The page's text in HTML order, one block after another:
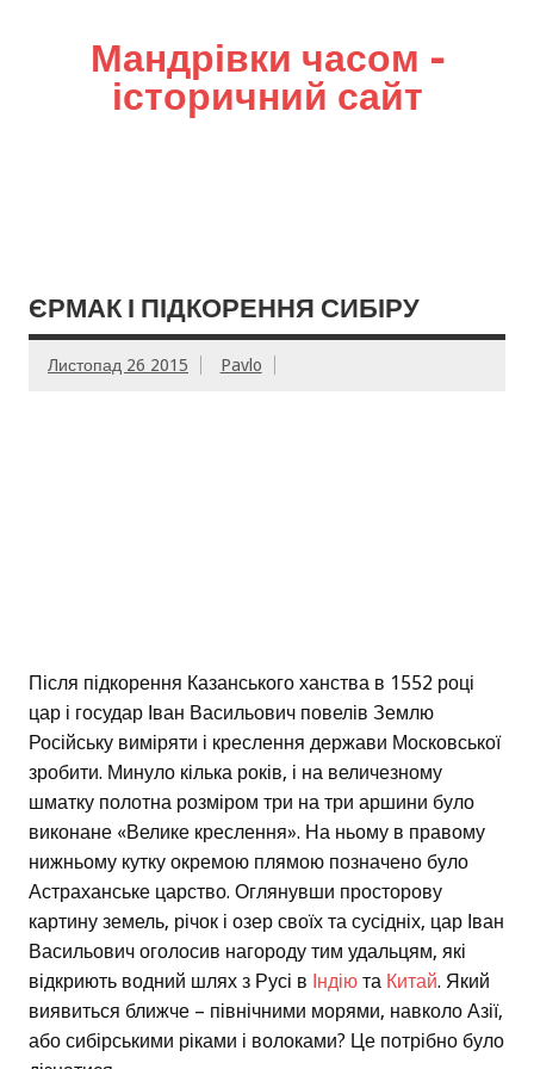
Мандрівки часом –
історичний сайт
ЄРМАК І ПІДКОРЕННЯ СИБІРУ
Листопад 26 2015 Pavlo
Після підкорення Казанського ханства в 1552 році
цар і государ Іван Васильович повелів Землю
Російську виміряти і креслення держави Московської
зробити. Минуло кілька років, і на величезному
шматку полотна розміром три на три аршини було
виконане «Велике креслення». На ньому в правому
нижньому кутку окремою плямою позначено було
Астраханське царство. Оглянувши просторову
картину земель, річок і озер своїх та сусідніх, цар Іван
Васильович оголосив нагороду тим удальцям, які
відкриють водний шлях з Русі в Індію та Китай. Який
виявиться ближче – північними морями, навколо Азії,
або сибірськими ріками і волоками? Це потрібно було